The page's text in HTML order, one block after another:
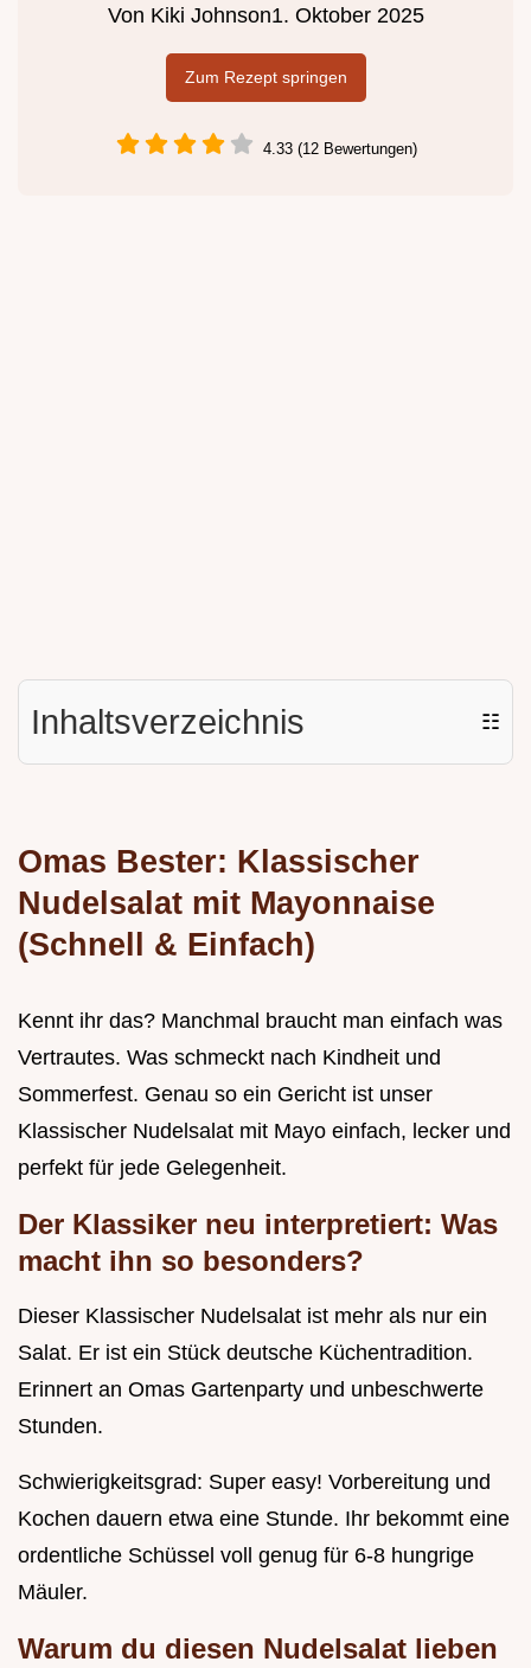
Von Kiki Johnson1. Oktober 2025
Zum Rezept springen
4.33 (12 Bewertungen)
Inhaltsverzeichnis ☷
Omas Bester: Klassischer
Nudelsalat mit Mayonnaise
(Schnell & Einfach)
Kennt ihr das? Manchmal braucht man einfach was
Vertrautes. Was schmeckt nach Kindheit und
Sommerfest. Genau so ein Gericht ist unser
Klassischer Nudelsalat mit Mayo einfach, lecker und
perfekt für jede Gelegenheit.
Der Klassiker neu interpretiert: Was
macht ihn so besonders?
Dieser Klassischer Nudelsalat ist mehr als nur ein
Salat. Er ist ein Stück deutsche Küchentradition.
Erinnert an Omas Gartenparty und unbeschwerte
Stunden.
Schwierigkeitsgrad: Super easy! Vorbereitung und
Kochen dauern etwa eine Stunde. Ihr bekommt eine
ordentliche Schüssel voll genug für 6-8 hungrige
Mäuler.
Warum du diesen Nudelsalat lieben